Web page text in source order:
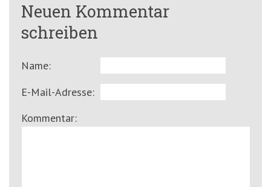
Neuen Kommentar
schreiben
Name:
E-Mail-Adresse:
Kommentar: